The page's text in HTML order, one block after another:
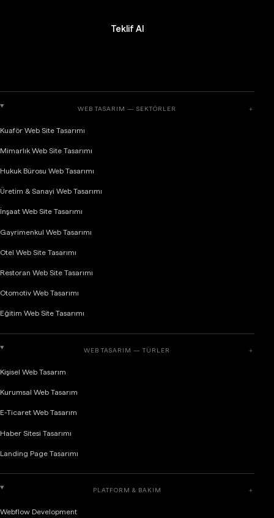
Teklif Al
WEB TASARIM — SEKTÖRLER ＋
Kuaför Web Site Tasarımı
Mimarlık Web Site Tasarımı
Hukuk Bürosu Web Tasarımı
Üretim & Sanayi Web Tasarımı
İnşaat Web Site Tasarımı
Gayrimenkul Web Tasarımı
Otel Web Site Tasarımı
Restoran Web Site Tasarımı
Otomotiv Web Tasarımı
Eğitim Web Site Tasarımı
WEB TASARIM — TÜRLER ＋
Kişisel Web Tasarım
Kurumsal Web Tasarım
E-Ticaret Web Tasarım
Haber Sitesi Tasarımı
Landing Page Tasarımı
PLATFORM & BAKIM ＋
Webflow Development